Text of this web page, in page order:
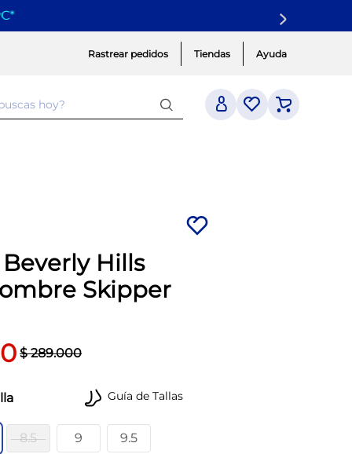
*
Rastrear pedidos Tiendas Ayuda
Hills
Skipper
$ 289.000
Guía de Tallas
8.5 9 9.5